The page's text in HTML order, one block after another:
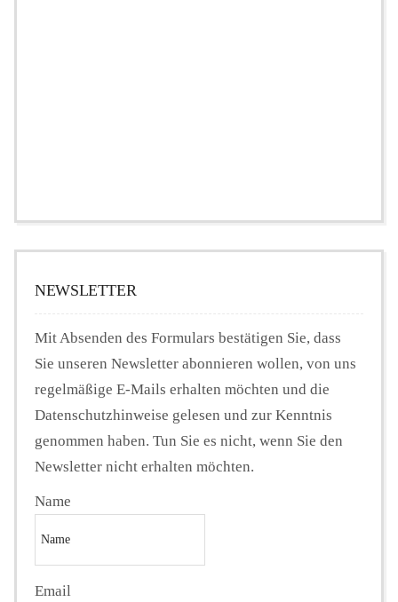
NEWSLETTER
Mit Absenden des Formulars bestätigen Sie, dass
Sie unseren Newsletter abonnieren wollen, von uns
regelmäßige E-Mails erhalten möchten und die
Datenschutzhinweise gelesen und zur Kenntnis
genommen haben. Tun Sie es nicht, wenn Sie den
Newsletter nicht erhalten möchten.
Name
Email